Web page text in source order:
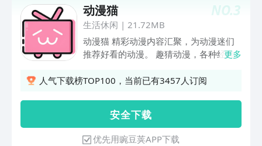
NO.3
动漫猫
生活休闲 | 21.72MB
动漫猫 精彩动漫内容汇聚，为动漫迷们
推荐好看的动漫。 趣猜动漫，各种经典
趣。 动漫画板，挥洒其想象力，激发其
更多
人气下载榜TOP100，当前已有3457人订阅
安 全 下 载
优先用豌豆荚APP下载